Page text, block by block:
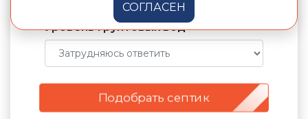
Уровень грунтовых вод
Подобрать септик
СОГЛАСЕН